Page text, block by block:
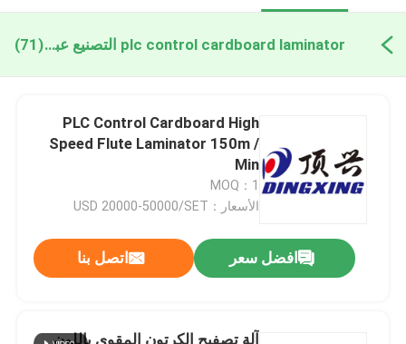
plc control cardboard laminator التصنيع عبر الإنترنت(71)
PLC Control Cardboard High
Speed ​​Flute Laminator 150m /
Min
MOQ：1
الأسعار：USD 20000-50000/SET
افضل سعر اتصل بنا
آلة تصفيح الكرتون المقوى باللون